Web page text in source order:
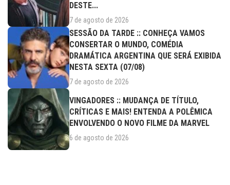
DESTE...
7 de agosto de 2026
SESSÃO DA TARDE :: CONHEÇA VAMOS
CONSERTAR O MUNDO, COMÉDIA
DRAMÁTICA ARGENTINA QUE SERÁ EXIBIDA
NESTA SEXTA (07/08)
7 de agosto de 2026
VINGADORES :: MUDANÇA DE TÍTULO,
CRÍTICAS E MAIS! ENTENDA A POLÊMICA
ENVOLVENDO O NOVO FILME DA MARVEL
6 de agosto de 2026